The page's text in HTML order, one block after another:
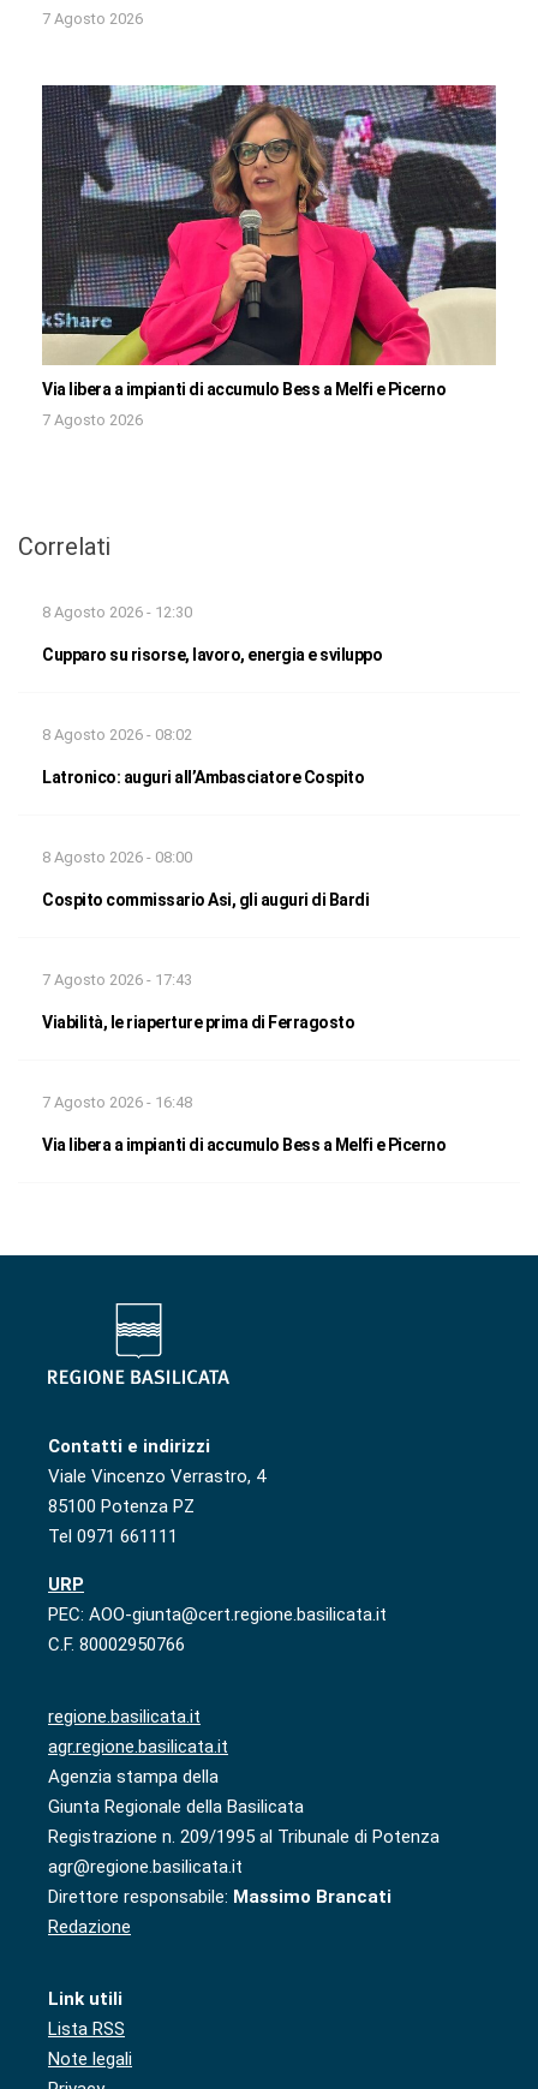
7 Agosto 2026
Via libera a impianti di accumulo Bess a Melfi e Picerno
7 Agosto 2026
Correlati
8 Agosto 2026 - 12:30
Cupparo su risorse, lavoro, energia e sviluppo
8 Agosto 2026 - 08:02
Latronico: auguri all’Ambasciatore Cospito
8 Agosto 2026 - 08:00
Cospito commissario Asi, gli auguri di Bardi
7 Agosto 2026 - 17:43
Viabilità, le riaperture prima di Ferragosto
7 Agosto 2026 - 16:48
Via libera a impianti di accumulo Bess a Melfi e Picerno
Contatti e indirizzi
Viale Vincenzo Verrastro, 4
85100 Potenza PZ
Tel 0971 661111
URP
PEC: AOO-giunta@cert.regione.basilicata.it
C.F. 80002950766
regione.basilicata.it
agr.regione.basilicata.it
Agenzia stampa della
Giunta Regionale della Basilicata
Registrazione n. 209/1995 al Tribunale di Potenza
agr@regione.basilicata.it
Direttore responsabile: Massimo Brancati
Redazione
Link utili
Lista RSS
Note legali